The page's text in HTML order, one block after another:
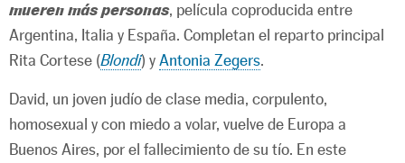
mueren más personas, película coproducida entre
Argentina, Italia y España. Completan el reparto principal
Rita Cortese (Blondi) y Antonia Zegers.
David, un joven judío de clase media, corpulento,
homosexual y con miedo a volar, vuelve de Europa a
Buenos Aires, por el fallecimiento de su tío. En este